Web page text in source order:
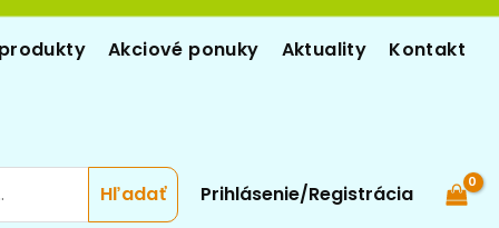
Akciové ponuky Aktuality Kontakt
Prihlásenie/Registrácia